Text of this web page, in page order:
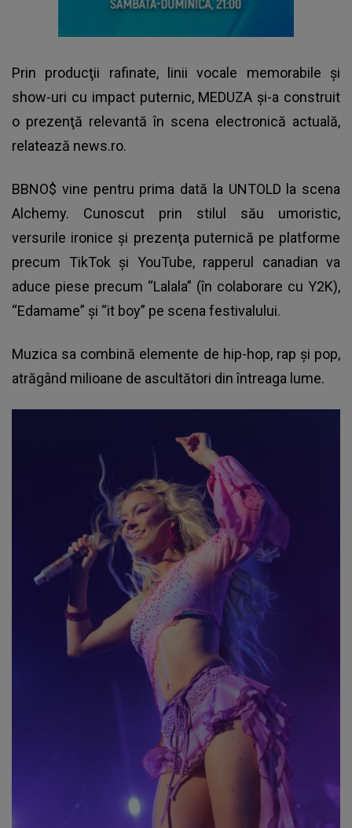
Prin producţii rafinate, linii vocale memorabile şi
show-uri cu impact puternic, MEDUZA şi-a construit
o prezenţă relevantă în scena electronică actuală,
relatează news.ro.
BBNO$ vine pentru prima dată la UNTOLD la scena
Alchemy. Cunoscut prin stilul său umoristic,
versurile ironice şi prezenţa puternică pe platforme
precum TikTok şi YouTube, rapperul canadian va
aduce piese precum “Lalala” (în colaborare cu Y2K),
“Edamame” şi “it boy” pe scena festivalului.
Muzica sa combină elemente de hip-hop, rap şi pop,
atrăgând milioane de ascultători din întreaga lume.